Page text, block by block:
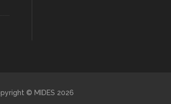
© MIDES 2026